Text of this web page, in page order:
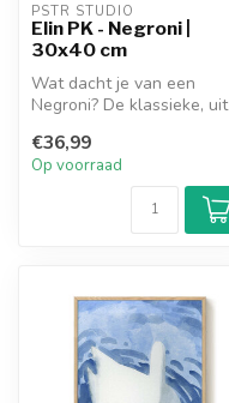
PSTR STUDIO
Elin PK - Negroni |
30x40 cm
Wat dacht je van een
Negroni? De klassieke, uit
met e...
€36,99
Op voorraad